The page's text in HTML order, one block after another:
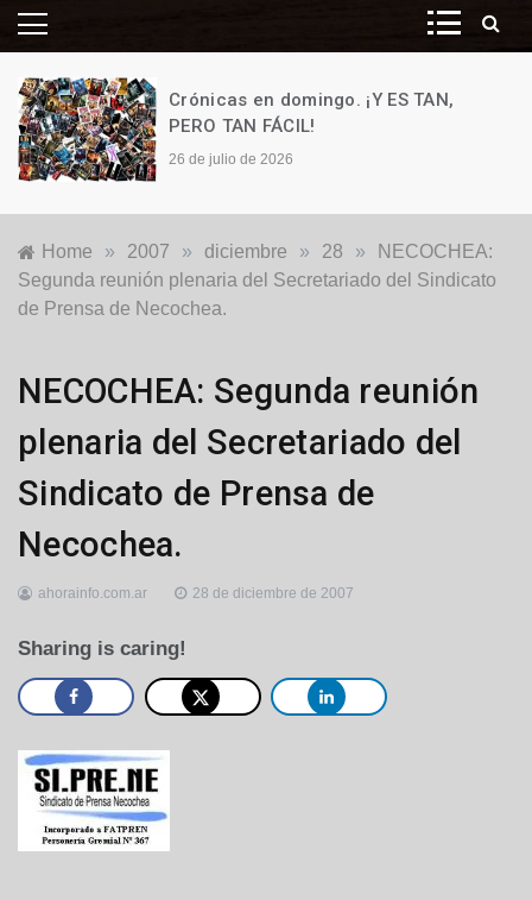
Crónicas en domingo. ¡Y ES TAN,
PERO TAN FÁCIL!
26 de julio de 2026
Home » 2007 » diciembre » 28 »
NECOCHEA:
Segunda reunión plenaria del Secretariado del Sindicato
de Prensa de Necochea.
Locales
NECOCHEA: Segunda reunión
plenaria del Secretariado del
Sindicato de Prensa de
Necochea.
ahorainfo.com.ar 28 de diciembre de 2007
Sharing is caring!